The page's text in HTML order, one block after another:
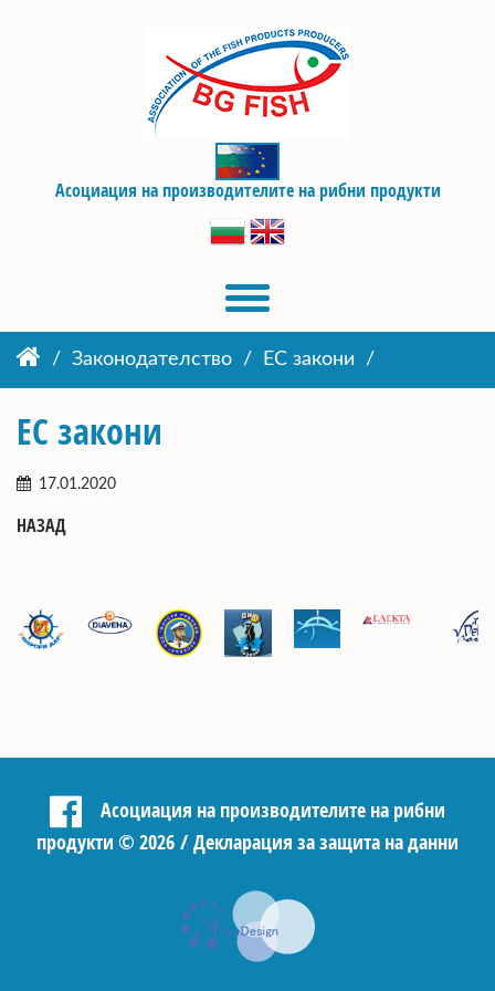
Асоциация на производителите на рибни продукти
Законодателство ЕС закони
ЕС закони
17.01.2020
НАЗАД
Асоциация на производителите на рибни
продукти © 2026 / Декларация за защита на данни